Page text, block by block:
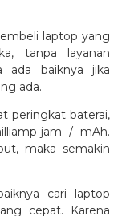
laptop yang
tanpa layanan
ada baiknya jika
ada.
peringkat baterai,
jam / mAh.
maka semakin
cari laptop
cepat. Karena